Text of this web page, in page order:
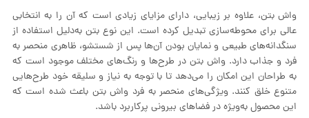
واش بتن، علاوه بر زیبایی، دارای مزایای زیادی است که آن را به انتخابی
عالی برای محوطه‌سازی تبدیل کرده است. این نوع بتن به‌دلیل استفاده از
سنگدانه‌های طبیعی و نمایان بودن آن‌ها پس از شستشو، ظاهری منحصر به
فرد و جذاب دارد. واش بتن در طرح‌ها و رنگ‌های مختلف موجود است که
به طراحان این امکان را می‌دهد تا با توجه به نیاز و سلیقه خود طرح‌هایی
متنوع خلق کنند. ویژگی‌های منحصر به فرد واش بتن باعث شده است که
این محصول به‌ویژه در فضاهای بیرونی پرکاربرد باشد.